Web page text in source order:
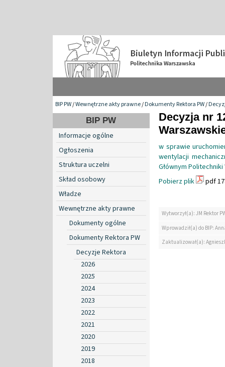
BIP PW/Wewnętrzne akty prawne/Dokumenty Rektora PW/
BIP PW
Informacje ogólne
Ogłoszenia
Struktura uczelni
Skład osobowy
Władze
Wewnętrzne akty prawne
Dokumenty ogólne
Dokumenty Rektora PW
Decyzje Rektora
2026
2025
2024
2023
2022
2021
2020
2019
2018
Decyzja nr
w sprawie
wentylacji
Głównym
Pobierz plik
pdf
Wytworzył(a): JM Rektor
Wprowadził(a) do BIP:
Zaktualizował(a):